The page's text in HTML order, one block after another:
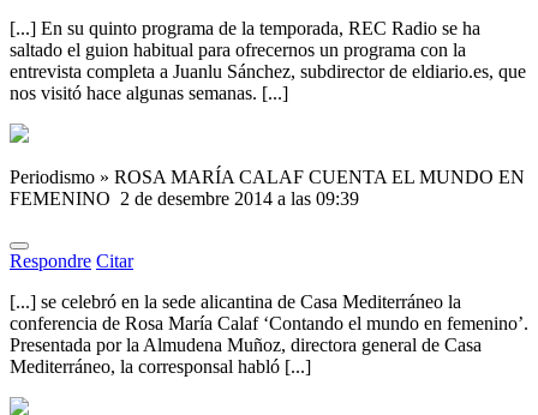
[...] En su quinto programa de la temporada, REC Radio se ha
saltado el guion habitual para ofrecernos un programa con la
entrevista completa a Juanlu Sánchez, subdirector de eldiario.es, que
nos visitó hace algunas semanas. [...]
Periodismo » ROSA MARÍA CALAF CUENTA EL MUNDO EN
FEMENINO 2 de desembre 2014 a las 09:39
Respondre Citar
[...] se celebró en la sede alicantina de Casa Mediterráneo la
conferencia de Rosa María Calaf ‘Contando el mundo en femenino’.
Presentada por la Almudena Muñoz, directora general de Casa
Mediterráneo, la corresponsal habló [...]